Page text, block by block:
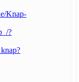
Knap-
?